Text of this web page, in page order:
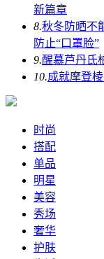
新篇章
8.秋冬防晒不
防止“口罩脸”
9.醒慕芦丹氏
10.成就摩登
时尚
搭配
单品
明星
美容
秀场
奢华
护肤